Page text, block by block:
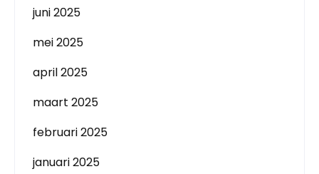
juni 2025
mei 2025
april 2025
maart 2025
februari 2025
januari 2025